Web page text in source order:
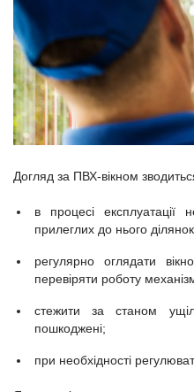
Догляд за ПВХ-вікном
в процесі експлуатації
прилеглих до нього ділянок
регулярно оглядати
перевіряти роботу
стежити за станом
пошкоджені;
при необхідності